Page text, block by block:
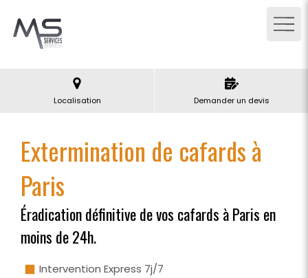
Localisation Demander un devis
Extermination de cafards à
Paris
Éradication définitive de vos cafards à Paris en
moins de 24h.
Intervention Express 7j/7